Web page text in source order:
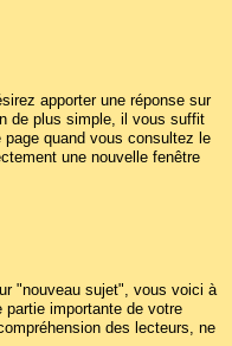
apporter une réponse sur
de plus simple, il vous suffit
quand vous consultez le
une nouvelle fenêtre
"nouveau sujet", vous voici à
partie importante de votre
des lecteurs, ne